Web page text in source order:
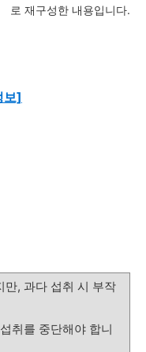
로 재구성한 내용입니다.
보]
만, 과다 섭취 시 부작
취를 중단해야 합니